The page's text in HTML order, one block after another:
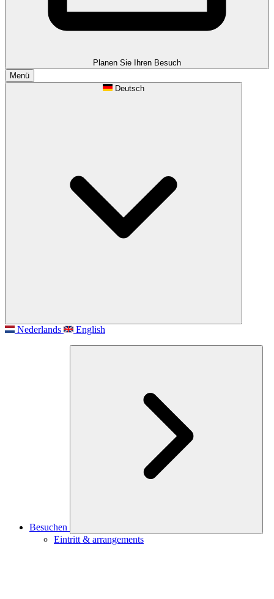
Planen Sie Ihren Besuch
Menü
Deutsch
Nederlands English
Besuchen
Eintritt & arrangements